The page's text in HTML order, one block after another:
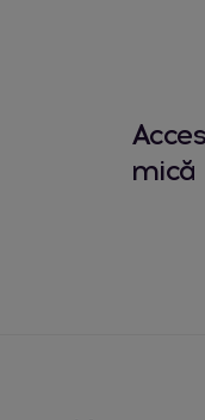
mică